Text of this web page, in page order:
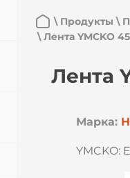
\ Продукты \
\Лента YMCKO
Лента
Марка:
YMCKO: